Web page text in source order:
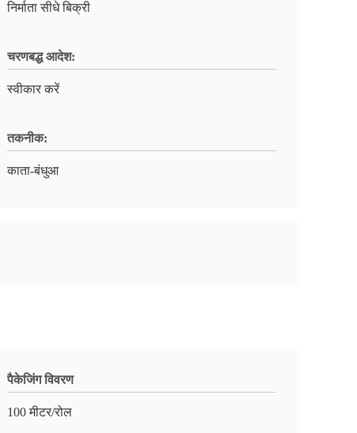
निर्माता सीधे बिक्री
चरणबद्ध आदेश:
स्वीकार करें
तकनीक:
काता-बंधुआ
पैकेजिंग विवरण
100 मीटर/रोल